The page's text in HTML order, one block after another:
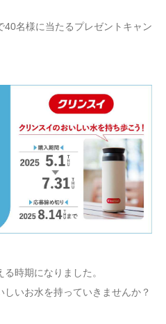
40名様に当たるプレゼントキャン
時期になりました。
いお水を持っていきませんか？